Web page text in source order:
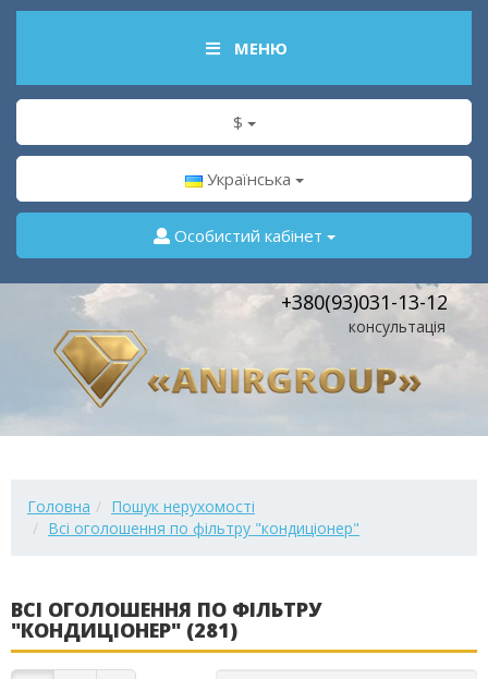
МЕНЮ
$
Українська
Особистий кабінет
+380(93)031-13-12
консультація
Головна
Пошук нерухомості
Всі оголошення по фільтру "кондиціонер"
ВСІ ОГОЛОШЕННЯ ПО ФІЛЬТРУ
"КОНДИЦІОНЕР" (281)